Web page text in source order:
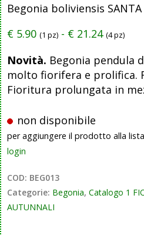
Begonia boliviensis SANTA
€ 5.90 (1 pz) - € 21.24 (4 pz)
Novità. Begonia pendula
molto fiorifera e prolifica.
Fioritura prolungata in
non disponibile
per aggiungere il prodotto alla
login
COD: BEG013
Categorie: Begonia, Catalogo 1
AUTUNNALI